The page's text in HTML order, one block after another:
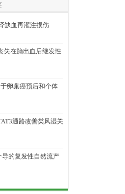
缺血再灌注损伤
失在脑出血后继发性
卵巢癌预后和个体
通路改善类风湿关
导的复发性自然流产